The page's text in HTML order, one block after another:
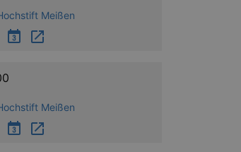
Meißen
Meißen